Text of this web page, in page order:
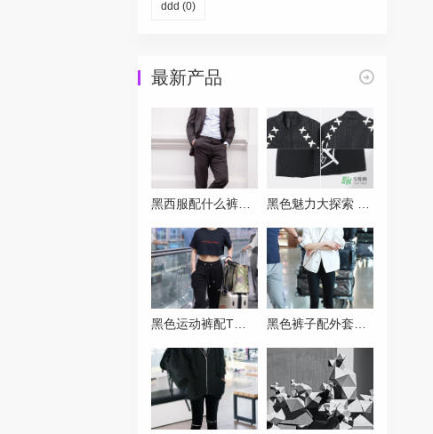
ddd (0)
最新产品
黑色运动裤配T恤穿搭指南让你秒变潮流达人 黑色裤子配外套万能公式 穿对一件时髦一整季